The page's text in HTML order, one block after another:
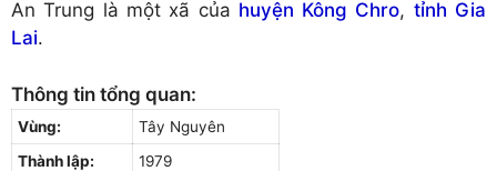
An Trung là một xã của huyện Kông Chro, tỉnh Gia
Lai.
Thông tin tổng quan:
Vùng:
Tây Nguyên
Thành lập:
1979